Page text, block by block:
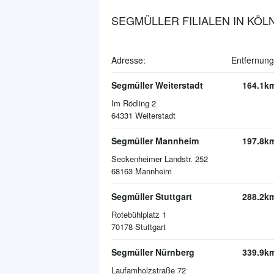
SEGMÜLLER FILIALEN IN
Adresse:
Segmüller Weiterstadt
Im Rödling 2
64331 Weiterstadt
Segmüller Mannheim
Seckenheimer Landstr. 252
68163 Mannheim
Segmüller Stuttgart
Rotebühlplatz 1
70178 Stuttgart
Segmüller Nürnberg
Laufamholzstraße 72